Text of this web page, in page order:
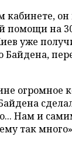
кабинете,
помощи на
уже
огромное
Нам и
так